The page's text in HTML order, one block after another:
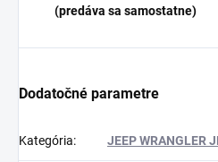
(predáva sa samostatne)
Dodatočné parametre
Kategória: JEEP WRANGLER